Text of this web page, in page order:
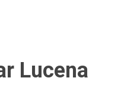
Lucena